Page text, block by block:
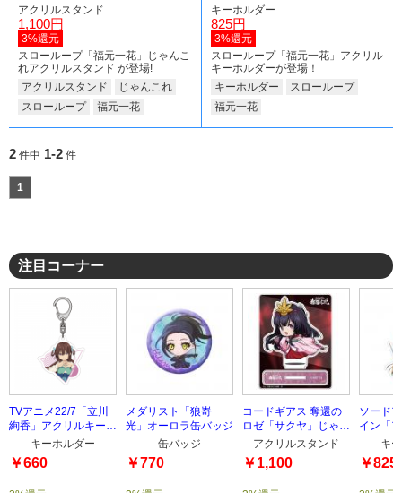
アクリルスタンド
1,100円
3%還元
スローループ「福元一花」じゃんこ
れアクリルスタンド が登場!
アクリルスタンド
じゃんこれ
スローループ
福元一花
キーホルダー
825円
3%還元
スローループ「福元一花」アクリル
キーホルダーが登場！
キーホルダー
スローループ
福元一花
2 件中 1-2 件
1
注目コーナー
TVアニメ22/7「立川
絢香」アクリルキーホ
ルダーキーホルダー
￥660
メダリスト「狼嵜
光」オーロラ缶バッジ
缶バッジ
￥770
コードギアス 奪還の
ロゼ「サクヤ」じゃん
これアクリルスタンド
アクリルスタンド
￥1,100
ソード
イン「
ルキー
キ
￥825